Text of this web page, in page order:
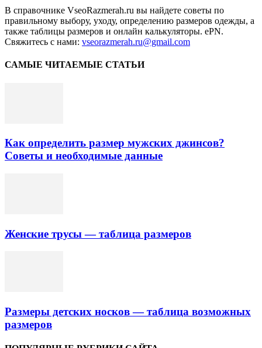
В справочнике VseoRazmerah.ru вы найдете советы по
правильному выбору, уходу, определению размеров одежды, а
также таблицы размеров и онлайн калькуляторы. ePN.
Свяжитесь с нами: vseorazmerah.ru@gmail.com
САМЫЕ ЧИТАЕМЫЕ СТАТЬИ
Как определить размер мужских джинсов?
Советы и необходимые данные
Женские трусы — таблица размеров
Размеры детских носков — таблица возможных
размеров